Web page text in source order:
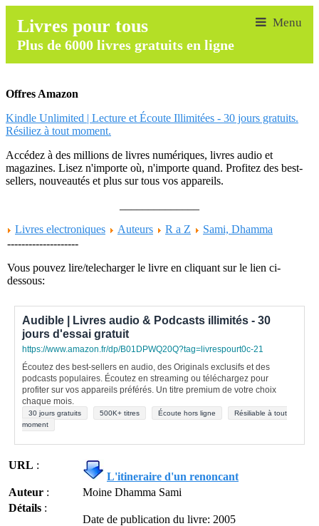
Livres pour tous
Plus de 6000 livres gratuits en ligne
Offres Amazon
Kindle Unlimited | Lecture et Écoute Illimitées - 30 jours gratuits.
Résiliez à tout moment.
Accédez à des millions de livres numériques, livres audio et
magazines. Lisez n'importe où, n'importe quand. Profitez des best-
sellers, nouveautés et plus sur tous vos appareils.
Livres electroniques
Auteurs R a Z
Sami, Dhamma
--------------------
Vous pouvez lire/telecharger le livre en cliquant sur le lien ci-
dessous:
Audible | Livres audio & Podcasts illimités - 30
jours d'essai gratuit
https://www.amazon.fr/dp/B01DPWQ20Q?tag=livrespourt0c-21
Écoutez des best-sellers en audio, des Originals exclusifs et des
podcasts populaires. Écoutez en streaming ou téléchargez pour
profiter sur vos appareils préférés. Un titre premium de votre choix
chaque mois.
30 jours gratuits 500K+ titres Écoute hors ligne
Résiliable à tout
moment
URL :
L'itineraire d'un renoncant
Auteur :
Moine Dhamma Sami
Détails :
Date de publication du livre: 2005